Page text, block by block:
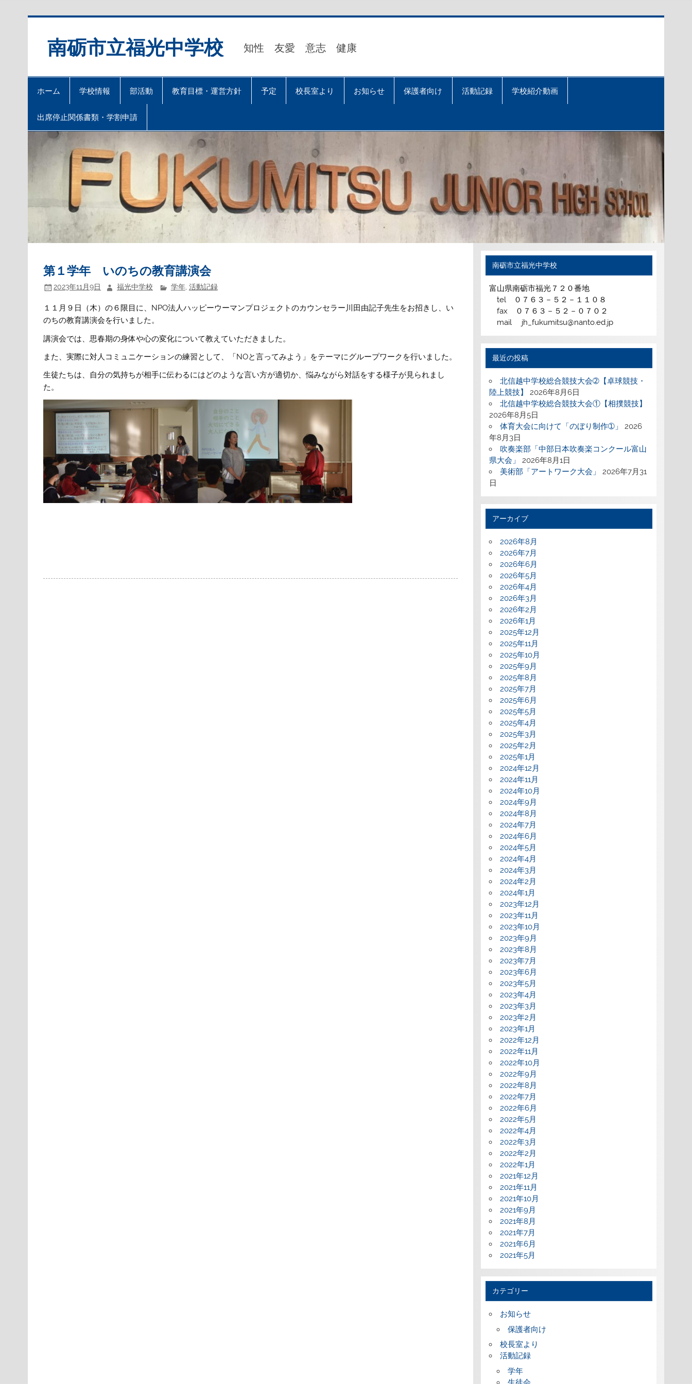
南砺市立福光中学校 知性 友愛 意志 健康
ホーム 学校情報 部活動 教育目標・運営方針 予定 校長室より お知らせ 保護者向け 活動記録 学校紹介動画
出席停止関係書類・学割申請
第１学年 いのちの教育講演会
2023年11月9日 福光中学校 学年, 活動記録
１１月９日（木）の６限目に、NPO法人ハッピーウーマンプロジェクトのカウンセラー川田由記子先生をお招きし、い
のちの教育講演会を行いました。
講演会では、思春期の身体や心の変化について教えていただきました。
また、実際に対人コミュニケーションの練習として、「NOと言ってみよう」をテーマにグループワークを行いました。
生徒たちは、自分の気持ちが相手に伝わるにはどのような言い方が適切か、悩みながら対話をする様子が見られまし
た。
南砺市立福光中学校
富山県南砺市福光７２０番地
tel ０７６３－５２－１１０８
fax ０７６３－５２－０７０２
mail jh_fukumitsu@nanto.ed.jp
最近の投稿
北信越中学校総合競技大会➁【卓球競技・
陸上競技】
2026年8月6日
北信越中学校総合競技大会①【相撲競技】
2026年8月5日
体育大会に向けて「のぼり制作➀」
2026
年8月3日
吹奏楽部「中部日本吹奏楽コンクール富山
県大会」
2026年8月1日
美術部「アートワーク大会」
2026年7月31
日
アーカイブ
2026年8月
2026年7月
2026年6月
2026年5月
2026年4月
2026年3月
2026年2月
2026年1月
2025年12月
2025年11月
2025年10月
2025年9月
2025年8月
2025年7月
2025年6月
2025年5月
2025年4月
2025年3月
2025年2月
2025年1月
2024年12月
2024年11月
2024年10月
2024年9月
2024年8月
2024年7月
2024年6月
2024年5月
2024年4月
2024年3月
2024年2月
2024年1月
2023年12月
2023年11月
2023年10月
2023年9月
2023年8月
2023年7月
2023年6月
2023年5月
2023年4月
2023年3月
2023年2月
2023年1月
2022年12月
2022年11月
2022年10月
2022年9月
2022年8月
2022年7月
2022年6月
2022年5月
2022年4月
2022年3月
2022年2月
2022年1月
2021年12月
2021年11月
2021年10月
2021年9月
2021年8月
2021年7月
2021年6月
2021年5月
カテゴリー
お知らせ
保護者向け
校長室より
活動記録
学年